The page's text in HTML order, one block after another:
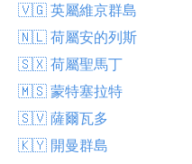
🇻🇬 英屬維京群島
🇳🇱 荷屬安的列斯
🇸🇽 荷屬聖馬丁
🇲🇸 蒙特塞拉特
🇸🇻 薩爾瓦多
🇰🇾 開曼群島